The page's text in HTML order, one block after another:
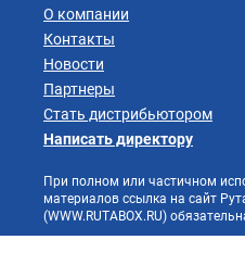
О компании
Контакты
Новости
Партнеры
Стать дистрибьютором
Написать директору
При полном или частичном
материалов ссылка на сайт
(WWW.RUTABOX.RU)